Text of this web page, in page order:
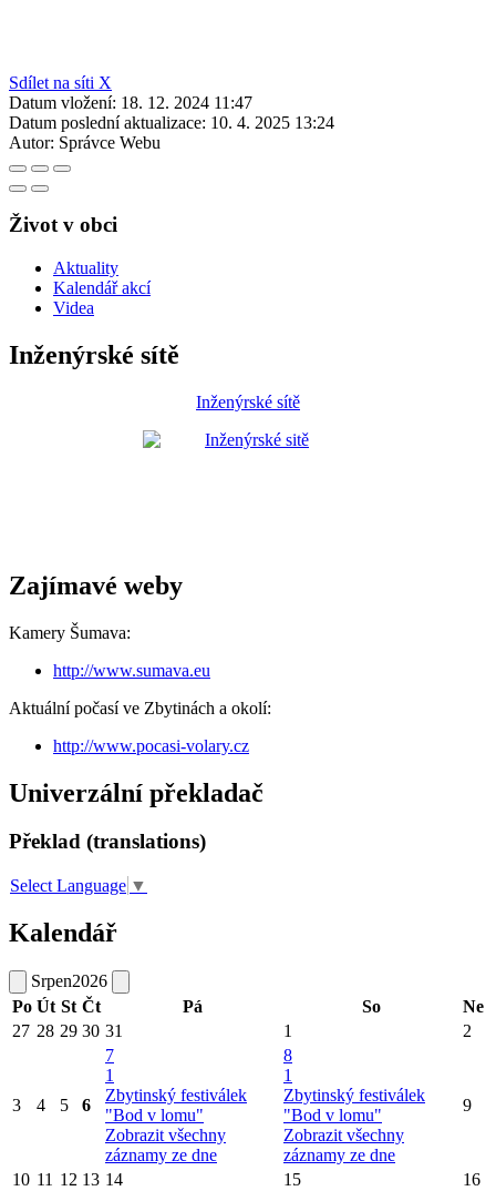
Sdílet na síti X
Datum vložení: 18. 12. 2024 11:47
Datum poslední aktualizace: 10. 4. 2025 13:24
Autor: Správce Webu
Život v obci
Aktuality
Kalendář akcí
Videa
Inženýrské sítě
Inženýrské sítě
Zajímavé weby
Kamery Šumava:
http://www.sumava.eu
Aktuální počasí ve Zbytinách a okolí:
http://www.pocasi-volary.cz
Univerzální překladač
Překlad (translations)
Select Language ▼
Kalendář
Srpen2026
Po Út St Čt Pá So
Ne
27 28 29 30 31 1 2
3 4 5 6
7
1
Zbytinský festiválek
"Bod v lomu"
Zobrazit všechny
záznamy ze dne
8
1
Zbytinský festiválek
"Bod v lomu"
Zobrazit všechny
záznamy ze dne
9
10 11 12 13 14 15
16